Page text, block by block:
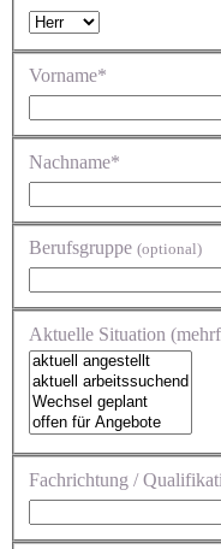
Vorname*
Nachname*
Berufsgruppe (optional)
Aktuelle Situation
Fachrichtung /